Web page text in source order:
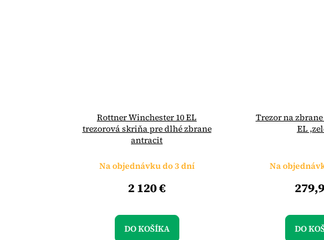
Rottner Winchester 10 EL
trezorová skriňa pre dlhé zbrane
antracit
Na objednávku do 3 dní
2 120 €
DO KOŠÍKA
Trezor na
EL
Na
DO